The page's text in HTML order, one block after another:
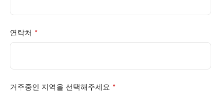
연락처 *
거주중인 지역을 선택해주세요 *